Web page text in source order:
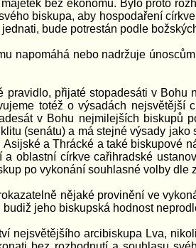
bez ekonomů. Bylo proto
biskupa, aby hospodaření
bude potrestán podle
napomáhá nebo nadržuje
přijaté stopadesáti v
totéž o výsadách
v Bohu nejmilejších biskupů
(senátu) a má stejné výsady
a Thrácké a také biskupové
oblastní církve cařihradské
po vykonání souhlasné volby dle
nějaké provinění ve
jeho biskupská hodnost
nejsvětějšího arcibiskupa Lva,